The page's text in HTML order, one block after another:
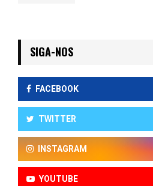
SIGA-NOS
FACEBOOK
TWITTER
INSTAGRAM
YOUTUBE